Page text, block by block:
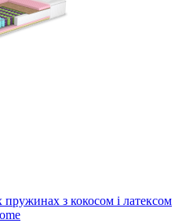
з кокосом і латексом